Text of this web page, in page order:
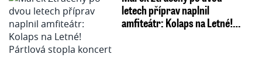
letech příprav naplnil
amfiteátr: Kolaps na Letné!…